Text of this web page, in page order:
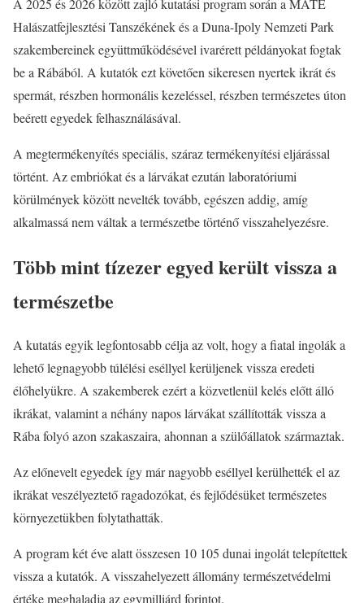
Halászatfejlesztési Tanszékének és a Duna-Ipoly Nemzeti Park
szakembereinek együttműködésével ivarérett példányokat fogtak
be a Rábából. A kutatók ezt követően sikeresen nyertek ikrát és
spermát, részben hormonális kezeléssel, részben természetes úton
beérett egyedek felhasználásával.
A megtermékenyítés speciális, száraz termékenyítési eljárással
történt. Az embriókat és a lárvákat ezután laboratóriumi
körülmények között nevelték tovább, egészen addig, amíg
alkalmassá nem váltak a természetbe történő visszahelyezésre.
Több mint tízezer egyed került vissza a
természetbe
A kutatás egyik legfontosabb célja az volt, hogy a fiatal ingolák a
lehető legnagyobb túlélési eséllyel kerüljenek vissza eredeti
élőhelyükre. A szakemberek ezért a közvetlenül kelés előtt álló
ikrákat, valamint a néhány napos lárvákat szállították vissza a
Rába folyó azon szakaszaira, ahonnan a szülőállatok származtak.
Az előnevelt egyedek így már nagyobb eséllyel kerülhették el az
ikrákat veszélyeztető ragadozókat, és fejlődésüket természetes
környezetükben folytathatták.
A program két éve alatt összesen 10 105 dunai ingolát telepítettek
vissza a kutatók. A visszahelyezett állomány természetvédelmi
értéke meghaladja az egymilliárd forintot.